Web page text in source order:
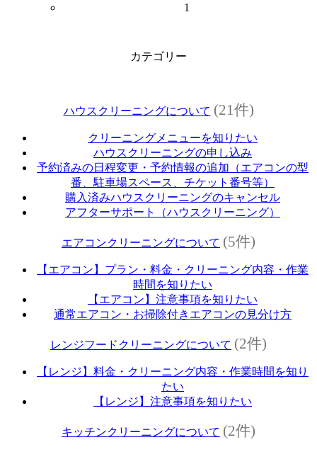
1
カテゴリー
ハウスクリーニングについて (21件)
クリーニングメニューを知りたい
ハウスクリーニングの申し込み
予約済みの日程変更・予約情報の追加（エアコンの型
番、駐車場スペース、チケット番号等）
購入済みハウスクリーニングのキャンセル
アフターサポート（ハウスクリーニング）
エアコンクリーニングについて (5件)
【エアコン】プラン・料金・クリーニング内容・作業
時間を知りたい
【エアコン】注意事項を知りたい
通常エアコン・お掃除付きエアコンの見分け方
レンジフードクリーニングについて (2件)
【レンジ】料金・クリーニング内容・作業時間を知り
たい
【レンジ】注意事項を知りたい
キッチンクリーニングについて (2件)